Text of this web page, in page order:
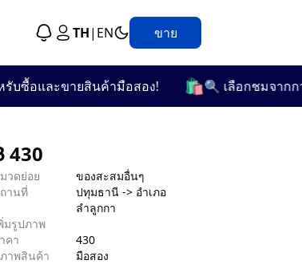
TH| EN ขาย
อและขายสินค้ามือสอง! 🛍️ 🔍 เลือกชมจากกว่า
430
วดย่อย
ของสะสมอื่นๆ
านที่
ปทุมธานี -> อำเภอ
ลำลูกกา
มรูปภาพ
คา
430
าพสินค้า
มือสอง